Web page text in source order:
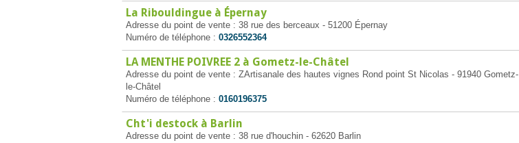
La Ribouldingue à Épernay
Adresse du point de vente : 38 rue des berceaux - 51200 Épernay
Numéro de téléphone : 0326552364
LA MENTHE POIVREE 2 à Gometz-le-Châtel
Adresse du point de vente : ZArtisanale des hautes vignes Rond point St Nicolas - 91940 Gometz-
le-Châtel
Numéro de téléphone : 0160196375
Cht'i destock à Barlin
Adresse du point de vente : 38 rue d'houchin - 62620 Barlin